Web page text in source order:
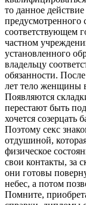
то данное
соответствующем
частном
установленного
владельцу
обязанности.
лет тело женщины
Появляются
перестают быть
хочется созерцать
Поэтому секс
отдушиной,
физическое
свои контакты, за
они готовы
небес, а потом
Помните,